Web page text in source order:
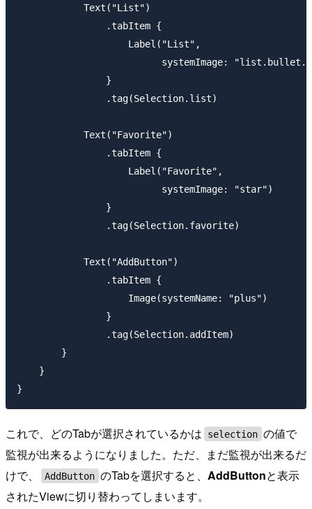
            Text("List")
                .tabItem {
                    Label("List",
systemImage:
                }
                .tag(Selection.list)
            Text("Favorite")
                .tabItem {
                    Label("Favorite",
                          systemImage: "star")
                }
                .tag(Selection.favorite)
            Text("AddButton")
                .tabItem {
                    Image(systemName: "plus")
                }
                .tag(Selection.addItem)
        }
    }
これで、どのTabが選択されているかは selection の値で
監視が出来るようになりました。ただ、まだ監視が出来るだ
けで、
AddButton のTabを選択すると、AddButtonと表示
されたViewに切り替わってしまいます。